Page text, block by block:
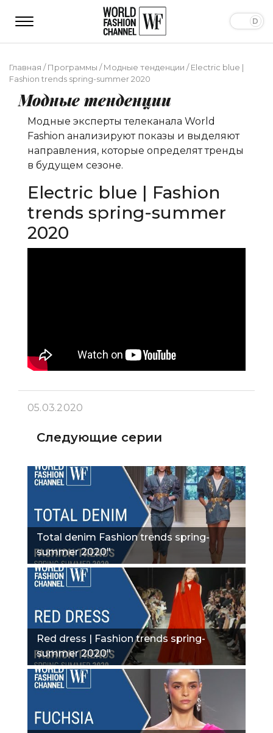
Главная /Программы /Модные тенденции /Electric blue |
Fashion trends spring-summer 2020
Модные тенденции
Модные эксперты телеканала World
Fashion анализируют показы и выделяют
направления, которые определят тренды
в будущем сезоне.
Electric blue | Fashion
trends spring-summer
2020
05.03.2020
Следующие серии
Total denim Fashion trends spring-
summer 2020"
Red dress | Fashion trends spring-
summer 2020"